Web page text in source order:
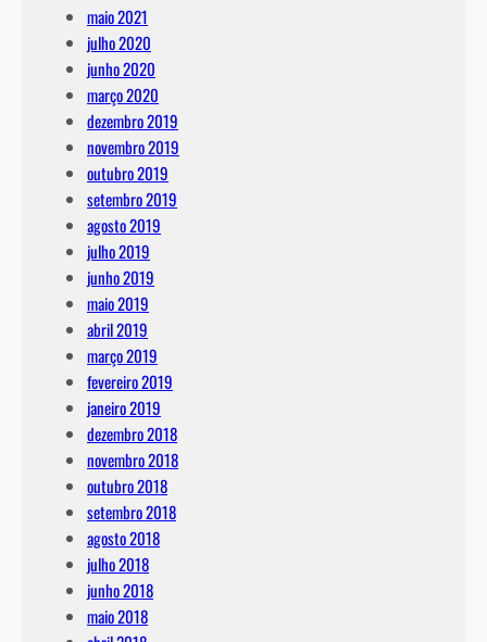
maio 2021
julho 2020
junho 2020
março 2020
dezembro 2019
novembro 2019
outubro 2019
setembro 2019
agosto 2019
julho 2019
junho 2019
maio 2019
abril 2019
março 2019
fevereiro 2019
janeiro 2019
dezembro 2018
novembro 2018
outubro 2018
setembro 2018
agosto 2018
julho 2018
junho 2018
maio 2018